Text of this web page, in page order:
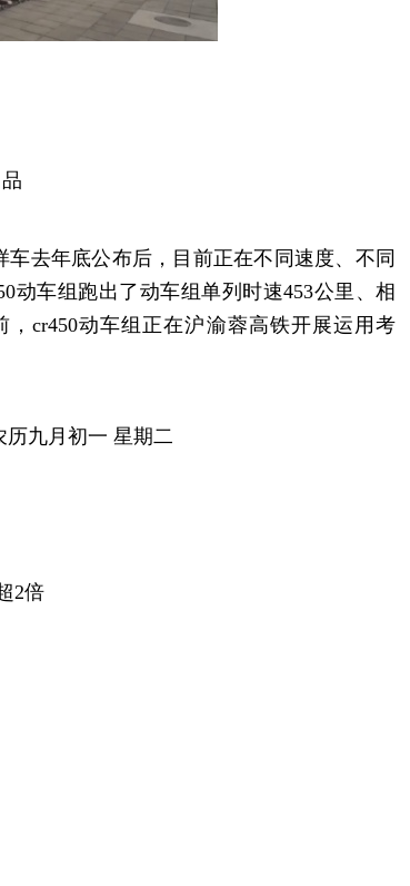
车去年底公布后，目前正在不同速度、不同
动车组跑出了动车组单列时速453公里、相
cr450动车组正在沪渝蓉高铁开展运用考
历九月初一 星期二
2倍